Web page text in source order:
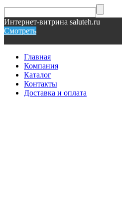
Интернет-витрина saluteh.ru
Смотреть
Главная
Компания
Каталог
Контакты
Доставка и оплата